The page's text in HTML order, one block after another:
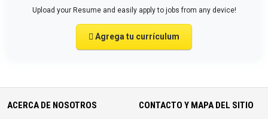
Upload your Resume and easily apply to jobs from any device!
Agrega tu currículum
ACERCA DE NOSOTROS CONTACTO Y MAPA DEL SITIO